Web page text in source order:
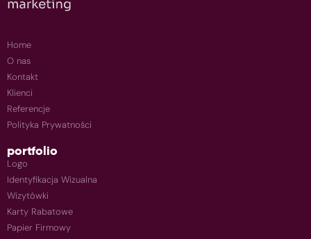
Home
O nas
Kontakt
Klienci
Referencje
Polityka Prywatności
portfolio
Logo
Identyfikacja Wizualna
Wizytówki
Karty Rabatowe
Papier Firmowy